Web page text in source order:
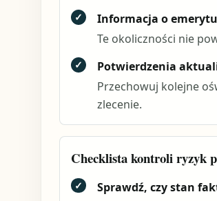
✓
Informacja o
Te okoliczności nie
✓
Potwierdzenia
Przechowuj kolejne
zlecenie.
Checklista kontroli ryzyk
✓
Sprawdź, czy stan